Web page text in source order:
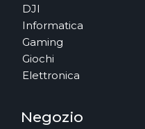
DJI
Informatica
Gaming
Giochi
Elettronica
Negozio